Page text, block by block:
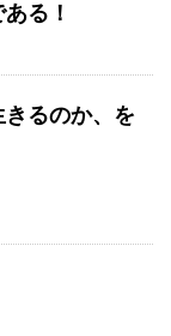
る！
るのか、を